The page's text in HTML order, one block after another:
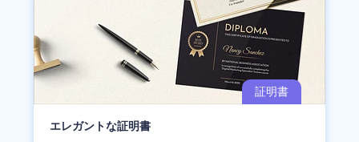
エレガントな証明書